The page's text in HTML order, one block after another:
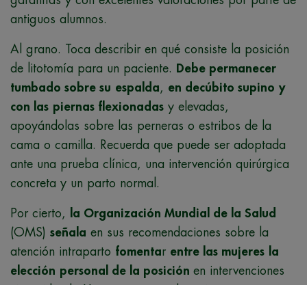
antiguos alumnos.
Al grano. Toca describir en qué consiste la posición
de litotomía para un paciente.
Debe permanecer
tumbado sobre su espalda, en decúbito supino y
con las piernas flexionadas y elevadas,
apoyándolas sobre las perneras o estribos de la
cama o camilla. Recuerda que puede ser adoptada
ante una prueba clínica, una intervención quirúrgica
concreta y un parto normal.
Por cierto,
la Organización Mundial de la Salud
(OMS) señala en sus recomendaciones sobre la
atención intraparto fomentar entre las mujeres
la
elección personal de la posición en intervenciones